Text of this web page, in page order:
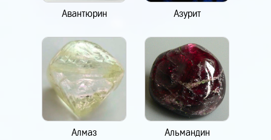
Авантюрин Азурит
Алмаз Альмандин